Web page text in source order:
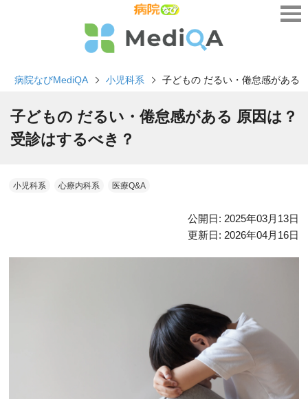
病院なびMediQA 小児科系 子どもの だるい・倦怠感がある
子どもの だるい・倦怠感がある 原因は？
受診はするべき？
小児科系 心療内科系 医療Q&A
公開日: 2025年03月13日
更新日: 2026年04月16日